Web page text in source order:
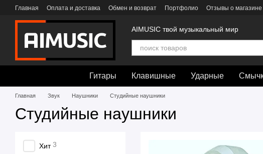
Перейти к основному контенту
Главная Оплата и доставка Обмен и возврат Портфолио Отзывы о магазине
AIMUSIC твой музыкальный мир
Гитары Клавишные Ударные
Главная Звук Наушники Студийные наушники
Студийные наушники
Хит 3